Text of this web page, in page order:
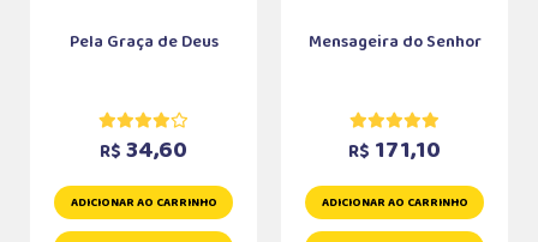
Pela Graça de Deus
R$ 34,60
ADICIONAR AO CARRINHO
Mensageira do Senhor
R$ 171,10
ADICIONAR AO CARRINHO